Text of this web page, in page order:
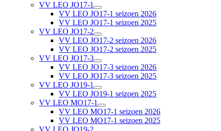
VV LEO JO17-1
VV LEO JO17-1 seizoen 2026
VV LEO JO17-1 seizoen 2025
VV LEO JO17-2
VV LEO JO17-2 seizoen 2026
VV LEO JO17-2 seizoen 2025
VV LEO JO17-3
VV LEO JO17-3 seizoen 2026
VV LEO JO17-3 seizoen 2025
VV LEO JO19-1
VV LEO JO19-1 seizoen 2025
VV LEO MO17-1
VV LEO MO17-1 seizoen 2026
VV LEO MO17-1 seizoen 2025
VV LEO JO19-2